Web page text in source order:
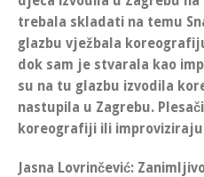
trebala skladati na temu
glazbu vježbala
dok sam je stvarala kao
su na tu glazbu izvodila
nastupila u Zagrebu.
koreografiji ili
Jasna Lovrinčević: